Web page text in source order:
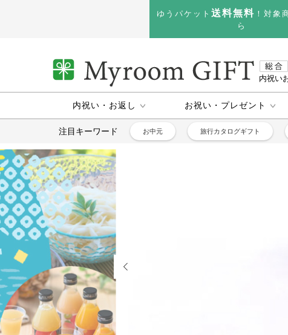
ゆうパケット 送料無料 ！対象
ら
内祝い
内祝い・お返し お祝い・プレゼント
注目キーワード お中元 旅行カタログギフト